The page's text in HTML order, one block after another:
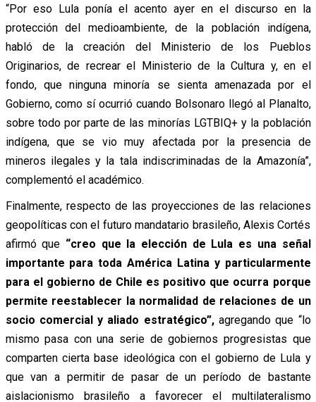
“Por eso Lula ponía el acento ayer en el discurso en la
protección del medioambiente, de la población indígena,
habló de la creación del Ministerio de los Pueblos
Originarios, de recrear el Ministerio de la Cultura y, en el
fondo, que ninguna minoría se sienta amenazada por el
Gobierno, como sí ocurrió cuando Bolsonaro llegó al Planalto,
sobre todo por parte de las minorías LGTBIQ+ y la población
indígena, que se vio muy afectada por la presencia de
mineros ilegales y la tala indiscriminadas de la Amazonía”,
complementó el académico.
Finalmente, respecto de las proyecciones de las relaciones
geopolíticas con el futuro mandatario brasileño, Alexis Cortés
afirmó que “creo que la elección de Lula es una señal
importante para toda América Latina y particularmente
para el gobierno de Chile es positivo que ocurra porque
permite reestablecer la normalidad de relaciones de un
socio comercial y aliado estratégico”,agregando que “lo
mismo pasa con una serie de gobiernos progresistas que
comparten cierta base ideológica con el gobierno de Lula y
que van a permitir de pasar de un período de bastante
aislacionismo brasileño a favorecer el multilateralismo